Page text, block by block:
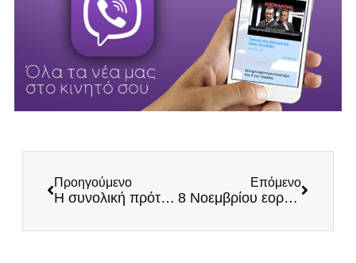
Προηγούμενο
Η συνολική πρόταση της Ένωσης Στρατιωτικών Ηπείρου για τα προβλήματα των Στρατιωτικών!
Επόμενο
8 Νοεμβρίου εορτή των Αγίων Αρχαγγέλων – Χρόνια πολλά στην Πολεμική μας Αεροπορία!